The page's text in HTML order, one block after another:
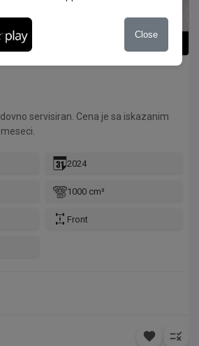
servisiran. Cena je sa iskazanim
2024
1000 cm³
Front
Close